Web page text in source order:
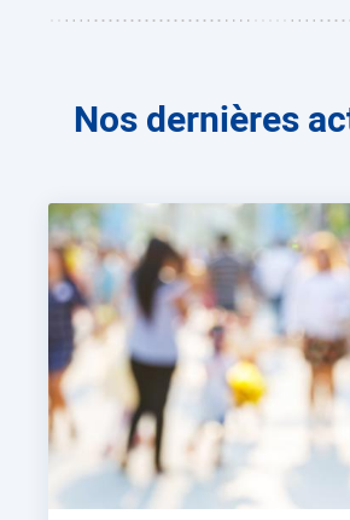
Nos dernières